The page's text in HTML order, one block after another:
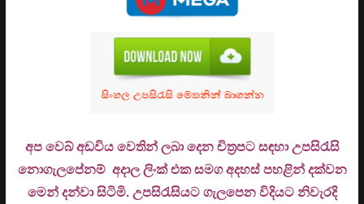
අප වෙබ් අඩවිය වෙතින් ලබා දෙන චිත්‍රපට සඳහා උපසිරැසි
නොගැලපේනම් අදාල ලිංක් එක සමග අදහස් පහළින් දක්වන
මෙන් දන්වා සිටිමි. උපසිරැසියට ගැලපෙන විදියට නිවැරදි